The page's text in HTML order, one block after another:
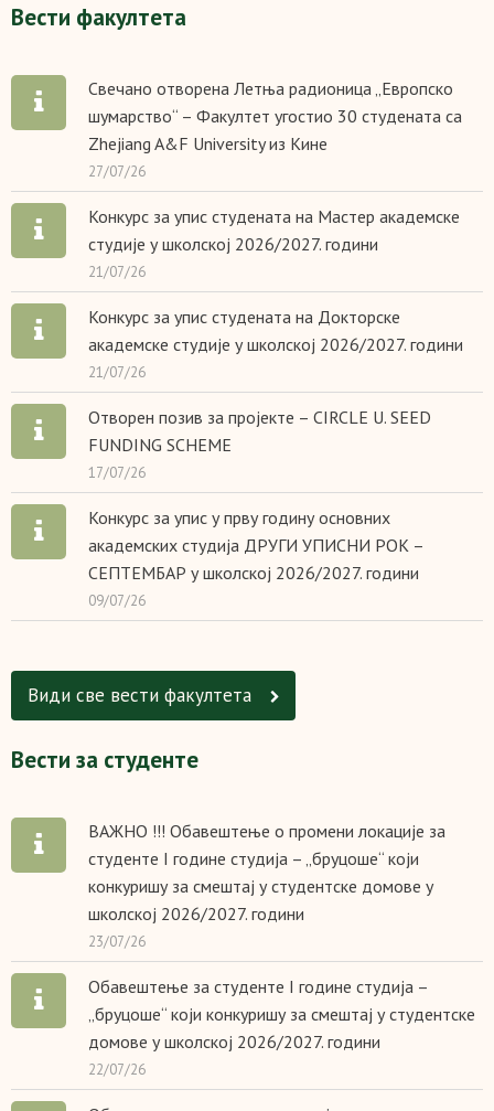
Вести факултетa
Свечано отворена Летња радионица „Европско
шумарство“ – Факултет угостио 30 студената са
Zhejiang A&F University из Кине
27/07/26
Конкурс за упис студената на Мастер академске
студије у школској 2026/2027. години
21/07/26
Конкурс за упис студената на Докторске
академске студије у школској 2026/2027. години
21/07/26
Отворен позив за пројекте – CIRCLE U. SEED
FUNDING SCHEME
17/07/26
Конкурс за упис у прву годину основних
академских студија ДРУГИ УПИСНИ РОК –
СЕПТЕМБАР у школској 2026/2027. години
09/07/26
Види све вести факултетa
Вести за студенте
ВАЖНО !!! Обавештење о промени локације за
студенте I године студија – „бруцоше“ који
конкуришу за смештај у студентске домове у
школској 2026/2027. години
23/07/26
Обавештење за студенте I године студија –
„бруцоше“ који конкуришу за смештај у студентске
домове у школској 2026/2027. години
22/07/26